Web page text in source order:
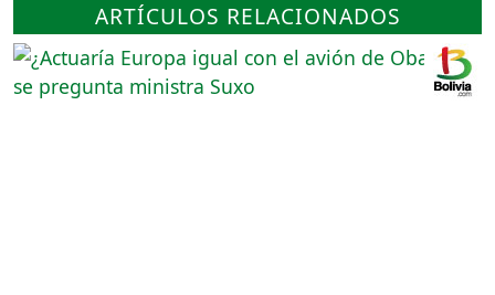
ARTÍCULOS RELACIONADOS